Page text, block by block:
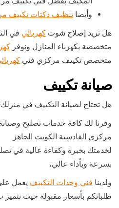
وأيضا تنظيف دكتات تكييف
هل تريد إصلاح شوت كهربائي في
متخصصة بكهرباء المنازل ونوفر
متخصص تكييف مركزي فني
صيانة تكييف
هل تحتاج لصيانة التكييف في
وفرنا لك كافة خدمات تصليح
مركزي القادسية الكويت الجاهز
لخدمتك بخبرة وكفاءة عالية في
بسرعة وبأداء عالي،
ولدينا فني وحدات التكييف
طلباتكم بأسعار مقبولة حيث نتميز